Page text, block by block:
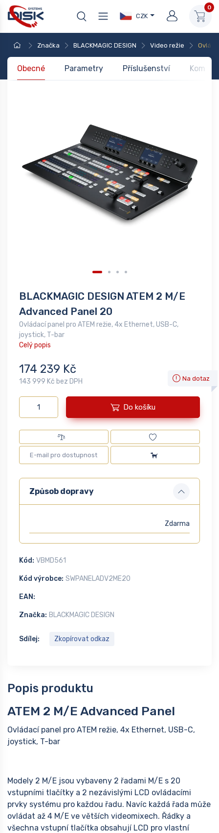
CZK
0
Značka BLACKMAGIC DESIGN Video režie
Obecné Parametry Příslušenství
BLACKMAGIC DESIGN ATEM 2 M/E
Advanced Panel 20
Ovládací panel pro ATEM režie, 4x Ethernet, USB-C,
joystick, T-bar
Celý popis
174 239 Kč
143 999 Kč bez DPH Na dotaz
Do košíku
Způsob dopravy
Zdarma
Kód: VBMD561
Kód výrobce: SWPANELADV2ME20
EAN:
Značka: BLACKMAGIC DESIGN
Sdílej: Zkopírovat odkaz
Popis produktu
ATEM 2 M/E Advanced Panel
Ovládací panel pro ATEM režie, 4x Ethernet, USB-C,
joystick, T-bar
Modely 2 M/E jsou vybaveny 2 řadami M/E s 20
vstupními tlačítky a 2 nezávislými LCD ovládacími
prvky systému pro každou řadu. Navíc každá řada může
ovládat až 4 M/E ve větších videomixech. Řádky a
všechna vstupní tlačítka obsahují LCD pro vlastní